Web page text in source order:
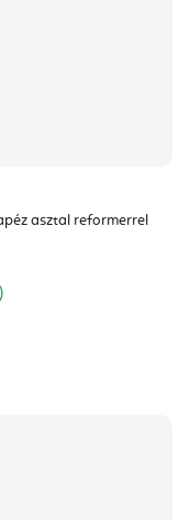
asztal reformerrel
csillag.